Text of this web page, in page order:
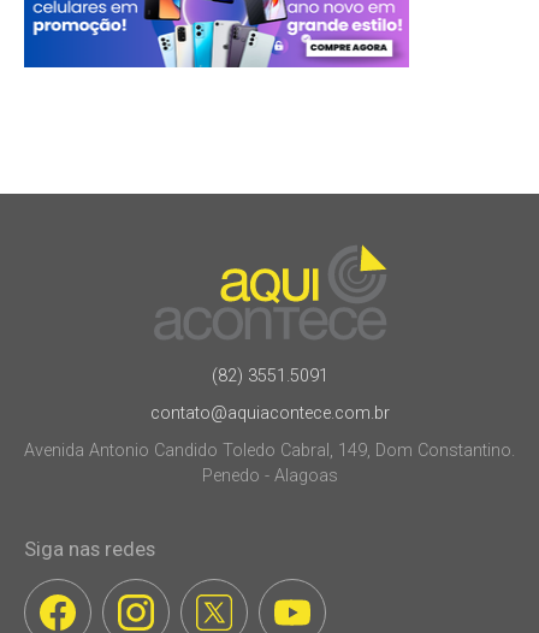
(82) 3551.5091
contato@aquiacontece.com.br
Avenida Antonio Candido Toledo Cabral, 149, Dom Constantino.
Penedo - Alagoas
Siga nas redes